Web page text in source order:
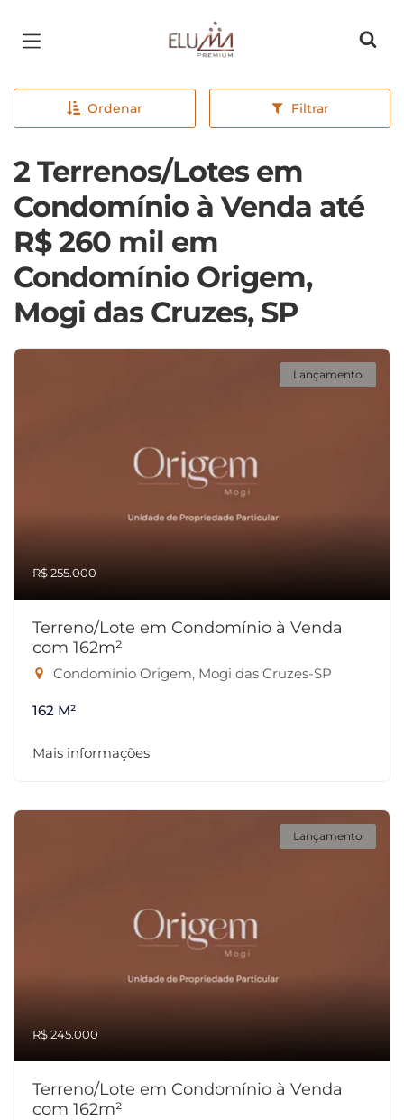
Página inicial
Ordenar Filtrar
2 Terrenos/Lotes em
Condomínio à Venda até
R$ 260 mil em
Condomínio Origem,
Mogi das Cruzes, SP
Lançamento
R$ 255.000
Terreno/Lote em Condomínio à Venda
com 162m²
Condomínio Origem, Mogi das Cruzes-SP
162 M²
Mais informações
Lançamento
R$ 245.000
Terreno/Lote em Condomínio à Venda
com 162m²